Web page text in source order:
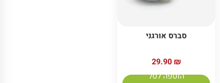
סברס אורגני
29.90 ₪
הוספה לסל